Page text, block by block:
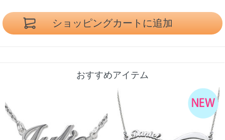
おすすめアイテム